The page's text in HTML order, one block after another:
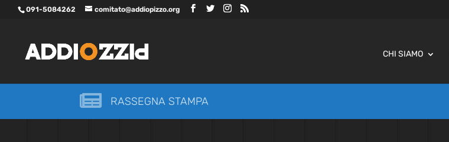
091-5084262 comitato@addiopizzo.org
CHI SIAMO
 RASSEGNA STAMPA